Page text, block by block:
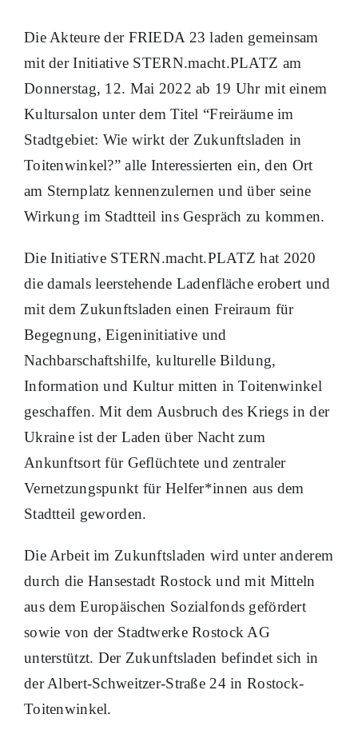
Die Akteure der FRIEDA 23 laden gemeinsam
mit der Initiative STERN.macht.PLATZ am
Donnerstag, 12. Mai 2022 ab 19 Uhr mit einem
Kultursalon unter dem Titel “Freiräume im
Stadtgebiet: Wie wirkt der Zukunftsladen in
Toitenwinkel?” alle Interessierten ein, den Ort
am Sternplatz kennenzulernen und über seine
Wirkung im Stadtteil ins Gespräch zu kommen.
Die Initiative STERN.macht.PLATZ hat 2020
die damals leerstehende Ladenfläche erobert und
mit dem Zukunftsladen einen Freiraum für
Begegnung, Eigeninitiative und
Nachbarschaftshilfe, kulturelle Bildung,
Information und Kultur mitten in Toitenwinkel
geschaffen. Mit dem Ausbruch des Kriegs in der
Ukraine ist der Laden über Nacht zum
Ankunftsort für Geflüchtete und zentraler
Vernetzungspunkt für Helfer*innen aus dem
Stadtteil geworden.
Die Arbeit im Zukunftsladen wird unter anderem
durch die Hansestadt Rostock und mit Mitteln
aus dem Europäischen Sozialfonds gefördert
sowie von der Stadtwerke Rostock AG
unterstützt. Der Zukunftsladen befindet sich in
der Albert-Schweitzer-Straße 24 in Rostock-
Toitenwinkel.